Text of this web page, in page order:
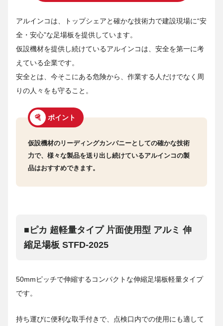
アルインコは、トップシェアと確かな技術力で建設現場に“安
全・安心”な足場板を提供しています。
仮設機材を提供し続けているアルインコは、安全を第一に考
えている企業です。
安全とは、今そこにある危険から、作業する人だけでなく周
りの人々をも守ること。
ポイント
仮設機材のリーディングカンパニーとしての確かな技術
力で、様々な製品を送り出し続けているアルインコの製
品はおすすめできます。
■ピカ 超軽量タイプ 片面使用型 アルミ 伸
縮足場板 STFD-2025
50mmピッチで伸縮するコンパクトな伸縮足場板軽量タイプ
です。
持ち運びに便利な取手付きで、点検口内での使用にも適して